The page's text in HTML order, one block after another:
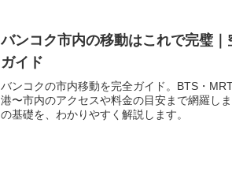
バンコク市内の移動はこれで完璧
ガイド
バンコクの市内移動を完全ガイド。BTS・
港〜市内のアクセスや料金の目安まで網羅し
の基礎を、わかりやすく解説します。